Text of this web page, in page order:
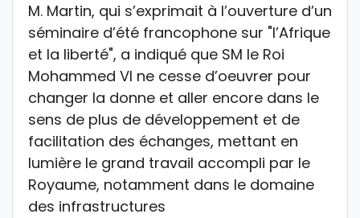
M. Martin, qui s’exprimait à l’ouverture d’un
séminaire d’été francophone sur "l’Afrique
et la liberté", a indiqué que SM le Roi
Mohammed VI ne cesse d’oeuvrer pour
changer la donne et aller encore dans le
sens de plus de développement et de
facilitation des échanges, mettant en
lumière le grand travail accompli par le
Royaume, notamment dans le domaine
des infrastructures